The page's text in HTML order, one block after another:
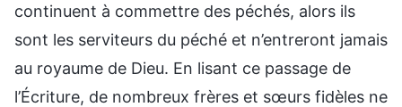
continuent à commettre des péchés, alors ils
sont les serviteurs du péché et n’entreront jamais
au royaume de Dieu. En lisant ce passage de
l’Écriture, de nombreux frères et sœurs fidèles ne